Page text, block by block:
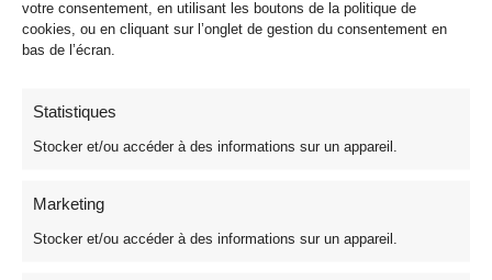
votre consentement, en utilisant les boutons de la politique de
cookies, ou en cliquant sur l’onglet de gestion du consentement en
bas de l’écran.
Statistiques
Stocker et/ou accéder à des informations sur un appareil.
Marketing
Stocker et/ou accéder à des informations sur un appareil.
prévenir de tout rétrécissement.Méfiance, le jersey c’est une passion
mais cela devient vite une addiction
Recherche